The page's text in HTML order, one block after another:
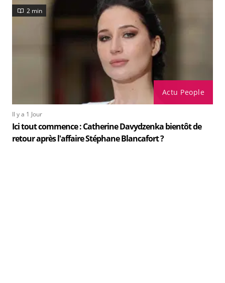
Actu People
2 min
Il y a 1 Jour
Ici tout commence : Catherine Davydzenka bientôt de
retour après l'affaire Stéphane Blancafort ?